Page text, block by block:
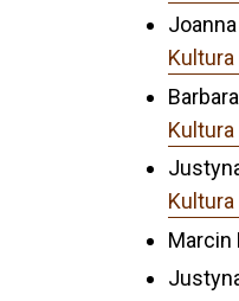
Kultura
Kultura
Marcin